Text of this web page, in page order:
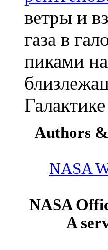
ветры и
газа в
пиками
Authors
NASA
NASA
A